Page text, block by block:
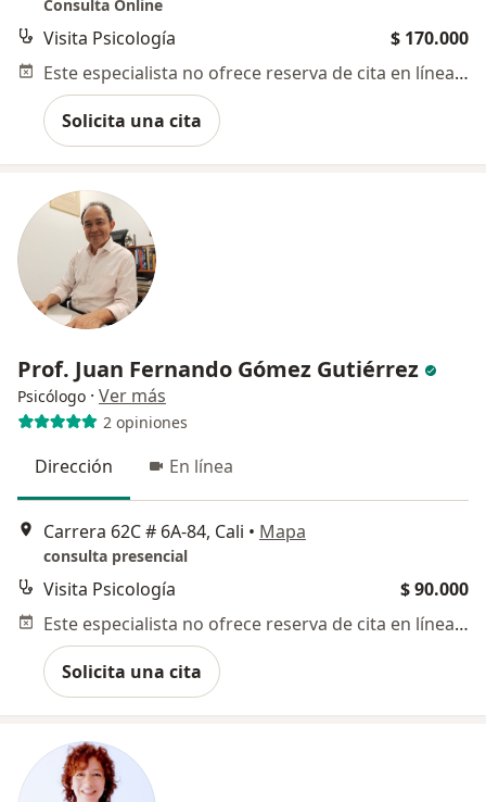
Consulta Online
Visita Psicología
$ 170.000
Este especialista no ofrece reserva de cita en línea en esta dirección.
Solicita una cita
Prof. Juan Fernando Gómez Gutiérrez
Psicólogo · Ver más
2 opiniones
Dirección En línea
Carrera 62C # 6A-84, Cali • Mapa
consulta presencial
Visita Psicología
$ 90.000
Este especialista no ofrece reserva de cita en línea en esta dirección.
Solicita una cita